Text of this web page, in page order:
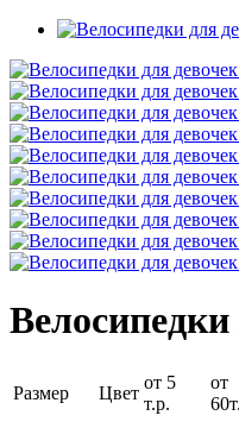
Велосипедки
Размер Цвет
от 5
т.р.
от